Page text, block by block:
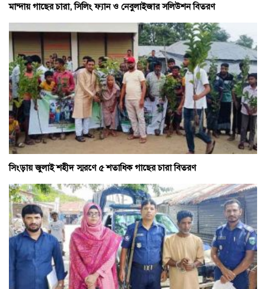
মান্দায় গাছের চারা, সিলিং ফ্যান ও নেবুলাইজার সলিউশন বিতরণ
সিংড়ায় জুলাই শহীদ স্মরণে ৫ শতাধিক গাছের চারা বিতরণ